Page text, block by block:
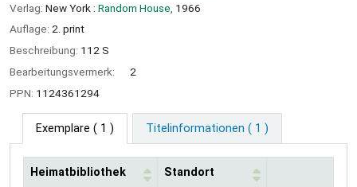
Verlag: New York : Random House, 1966
Auflage: 2. print
Beschreibung: 112 S
Bearbeitungsvermerk:
2
PPN: 1124361294
Exemplare ( 1 ) Titelinformationen ( 1 )
Heimatbibliothek Standort